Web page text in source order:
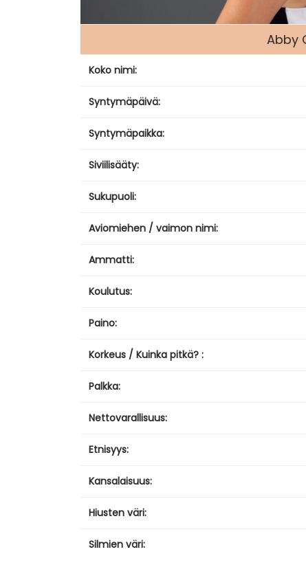
Abby
Koko nimi:
Syntymäpäivä:
Syntymäpaikka:
Siviilisääty:
Sukupuoli:
Aviomiehen / vaimon nimi:
Ammatti:
Koulutus:
Paino:
Korkeus / Kuinka pitkä? :
Palkka:
Nettovarallisuus:
Etnisyys:
Kansalaisuus:
Hiusten väri:
Silmien väri: